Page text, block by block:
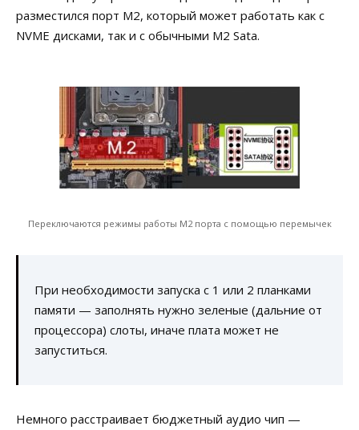
разместился порт M2, который может работать как с
NVME дисками, так и с обычными M2 Sata.
Переключаются режимы работы M2 порта с помощью перемычек
При необходимости запуска с 1 или 2 планками
памяти — заполнять нужно зеленые (дальние от
процессора) слоты, иначе плата может не
запуститься.
Немного расстраивает бюджетный аудио чип —